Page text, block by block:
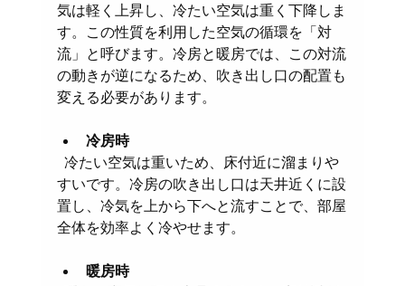
気は軽く上昇し、冷たい空気は重く下降しま
す。この性質を利用した空気の循環を「対
流」と呼びます。冷房と暖房では、この対流
の動きが逆になるため、吹き出し口の配置も
変える必要があります。
冷房時
すいです。冷房の吹き出し口は天井近くに設
置し、冷気を上から下へと流すことで、部屋
全体を効率よく冷やせます。
暖房時